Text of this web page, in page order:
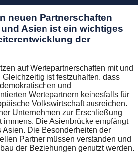
neuen Partnerschaften
Asien ist ein wichtiges
der
auf Wertepartnerschaften mit und
Gleichzeitig ist festzuhalten, dass
und
Wertepartnern keinesfalls für
Volkswirtschaft ausreichen.
Unternehmen zur Erschließung
immens. Die Asienbrücke empfängt
Asien. Die Besonderheiten der
Partner müssen verstanden und
der Beziehungen genutzt werden.